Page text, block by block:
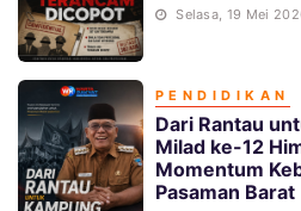
Selasa, 19 Mei
PENDIDIKAN
Dari Rantau
Milad ke-12
Momentum
Pasaman Barat